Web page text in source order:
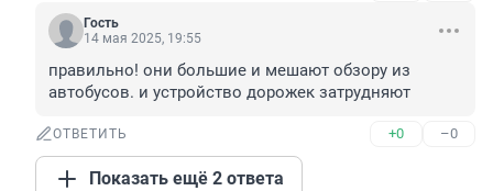
Гость
14 мая 2025, 19:55
правильно! они большие и мешают обзору из
автобусов. и устройство дорожек затрудняют
ОТВЕТИТЬ +0 –0
Показать ещё 2 ответа